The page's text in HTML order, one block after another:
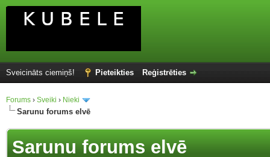
Sveicināts ciemiņš! Pieteikties Reģistrēties
Forums › Sveiki › Nieki
Sarunu forums elvē
Sarunu forums elvē